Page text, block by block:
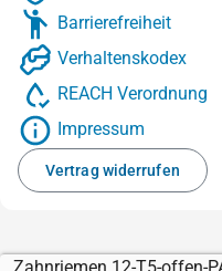
Barrierefreiheit
Verhaltenskodex
REACH Verordnung
Impressum
Vertrag widerrufen